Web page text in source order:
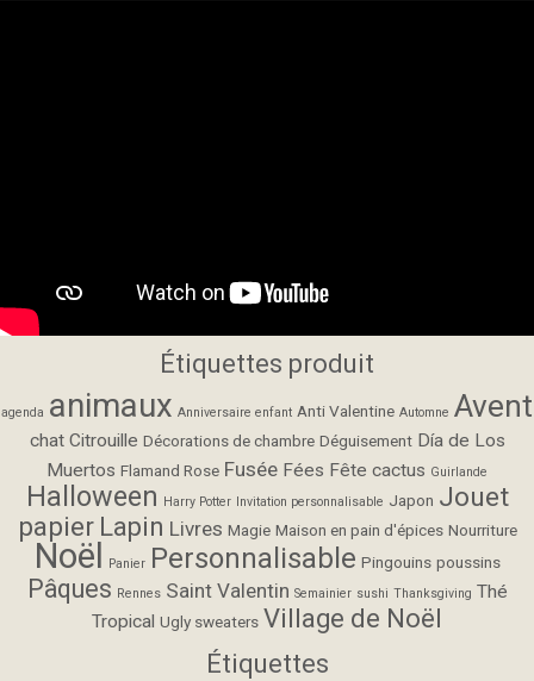
Étiquettes produit
agenda animaux Anniversaire enfant Anti Valentine Automne Avent
chat Citrouille Décorations de chambre Déguisement Día de Los
Muertos Flamand Rose Fusée Fées Fête cactus Guirlande
Halloween Harry Potter Invitation personnalisable Japon Jouet
papier Lapin Livres Magie Maison en pain d'épices Nourriture
Noël Panier Personnalisable Pingouins poussins
Pâques Rennes Saint Valentin Semainier sushi Thanksgiving Thé
Tropical Ugly sweaters Village de Noël
Étiquettes